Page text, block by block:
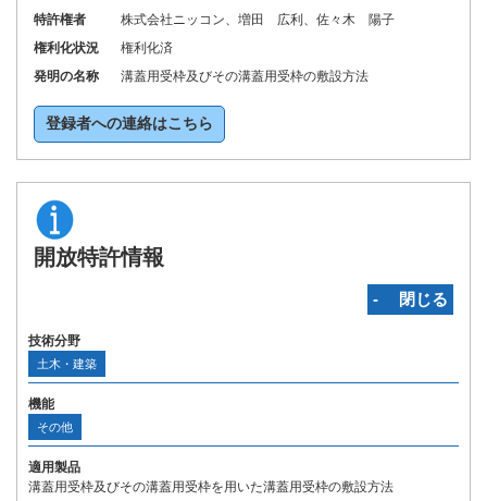
特許権者
株式会社ニッコン、増田 広利、佐々木 陽子
権利化状況
権利化済
発明の名称
溝蓋用受枠及びその溝蓋用受枠の敷設方法
登録者への連絡はこちら
開放特許情報
‐ 閉じる
技術分野
土木・建築
機能
その他
適用製品
溝蓋用受枠及びその溝蓋用受枠を用いた溝蓋用受枠の敷設方法